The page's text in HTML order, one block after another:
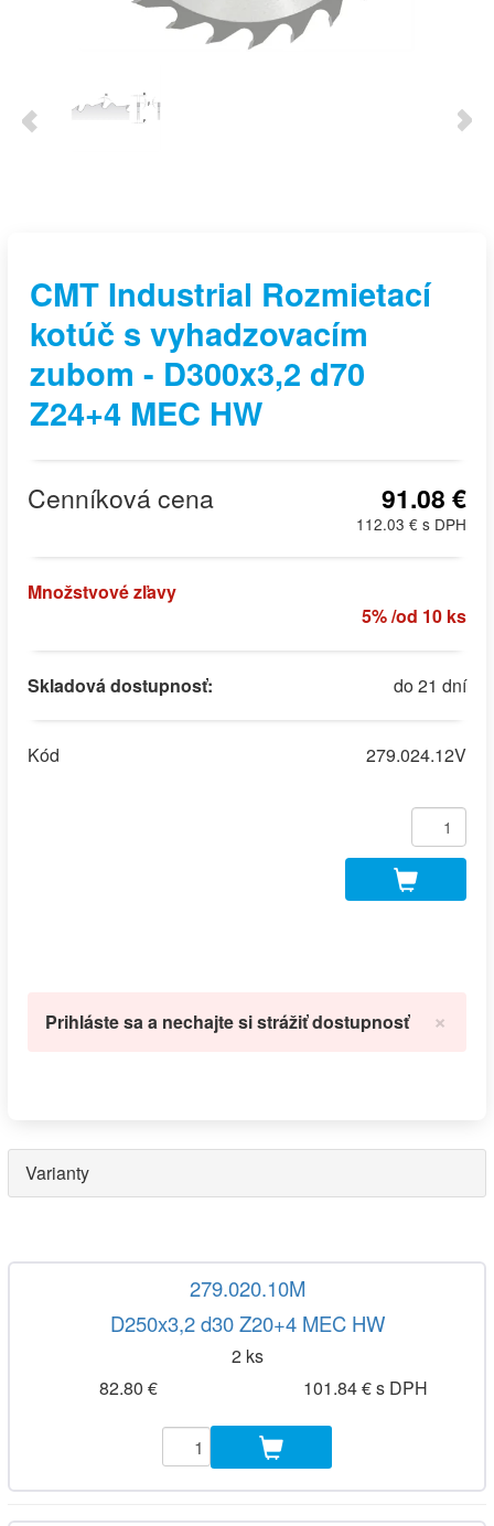
CMT Industrial Rozmietací
kotúč s vyhadzovacím
zubom - D300x3,2 d70
Z24+4 MEC HW
Cenníková cena 91.08 €
112.03 € s DPH
Množstvové zľavy
5% /od 10 ks
Skladová dostupnosť: do 21 dní
Kód 279.024.12V
×
Prihláste sa a nechajte si strážiť dostupnosť
Varianty
279.020.10M
D250x3,2 d30 Z20+4 MEC HW
2 ks
82.80 €
101.84 € s DPH